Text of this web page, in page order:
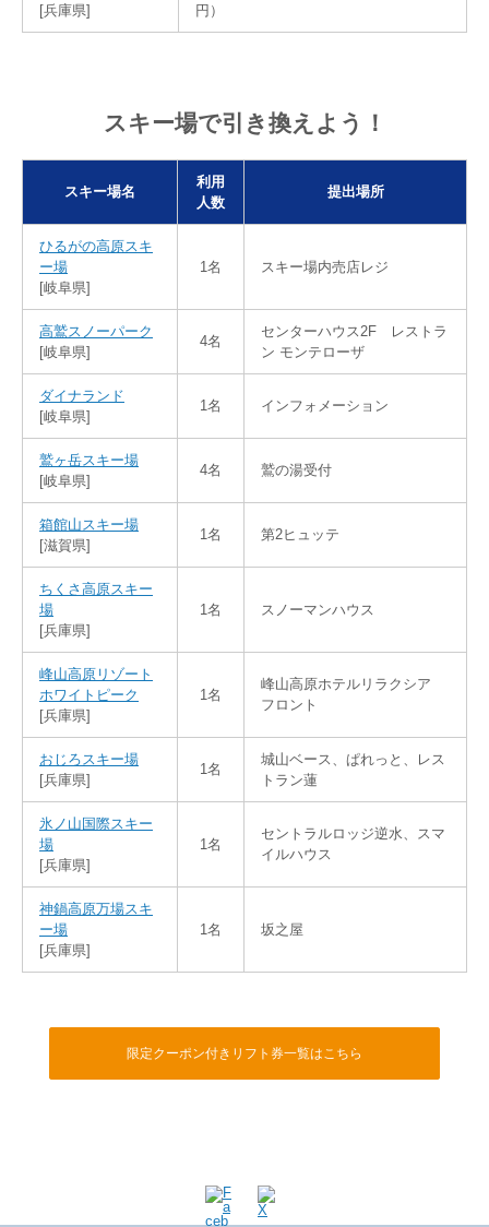
[兵庫県]
円）
スキー場で引き換えよう！
スキー場名
利用
人数
提出場所
ひるがの高原スキ
ー場
[岐阜県]
1名 スキー場内売店レジ
高鷲スノーパーク
[岐阜県]
4名
センターハウス2F レストラ
ン モンテローザ
ダイナランド
[岐阜県]
1名 インフォメーション
鷲ヶ岳スキー場
[岐阜県]
4名 鷲の湯受付
箱館山スキー場
[滋賀県]
1名 第2ヒュッテ
ちくさ高原スキー
場
[兵庫県]
1名 スノーマンハウス
峰山高原リゾート
ホワイトピーク
[兵庫県]
1名
峰山高原ホテルリラクシア
フロント
おじろスキー場
[兵庫県]
1名
城山ベース、ぱれっと、レス
トラン蓮
氷ノ山国際スキー
場
[兵庫県]
1名
セントラルロッジ逆水、スマ
イルハウス
神鍋高原万場スキ
ー場
[兵庫県]
1名 坂之屋
限定クーポン付きリフト券一覧はこちら